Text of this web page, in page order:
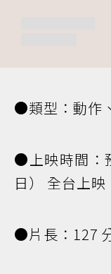
●類型：動作
●上映時間：
日） 全台上映
●片長：127